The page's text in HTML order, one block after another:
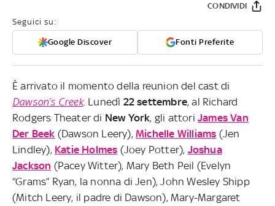
Seguici su:
Google Discover Fonti Preferite
CONDIVIDI
È arrivato il momento della reunion del cast di
Dawson’s Creek. Lunedì 22 settembre, al Richard
Rodgers Theater di New York, gli attoriJames Van
Der Beek (Dawson Leery),Michelle Williams (Jen
Lindley), Katie Holmes (Joey Potter), Joshua
Jackson (Pacey Witter), Mary Beth Peil (Evelyn
“Grams” Ryan, la nonna di Jen), John Wesley Shipp
(Mitch Leery, il padre di Dawson), Mary-Margaret